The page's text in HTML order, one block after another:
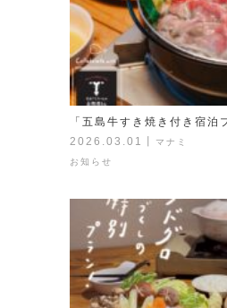
「五島牛すき焼き付き宿泊
2026.03.01
マナミ
お知らせ